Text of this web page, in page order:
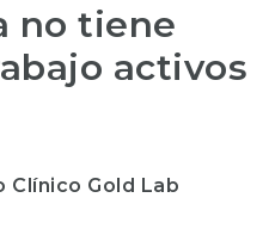
no tiene
activos
Clínico Gold Lab